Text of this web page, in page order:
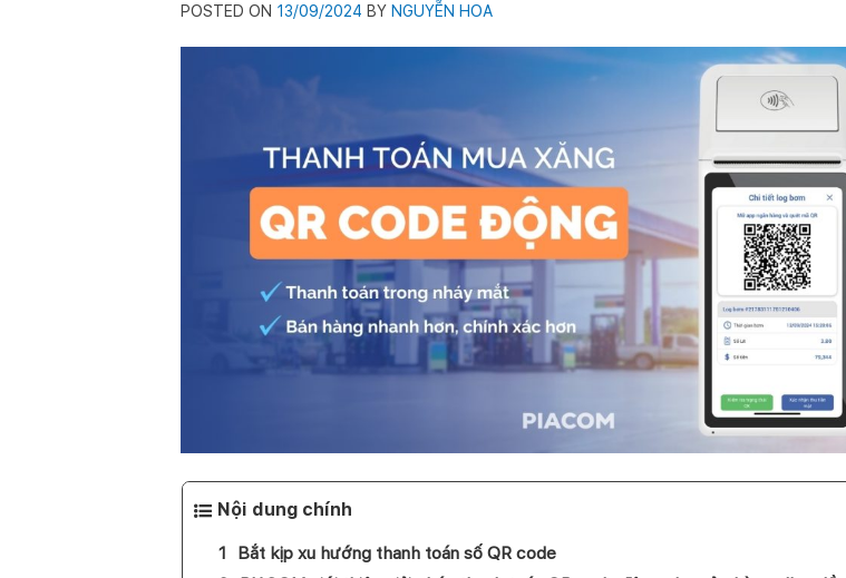
POSTED ON 13/09/2024 BY NGUYỄN HOA
Nội dung chính
Bắt kịp xu hướng thanh toán số QR code